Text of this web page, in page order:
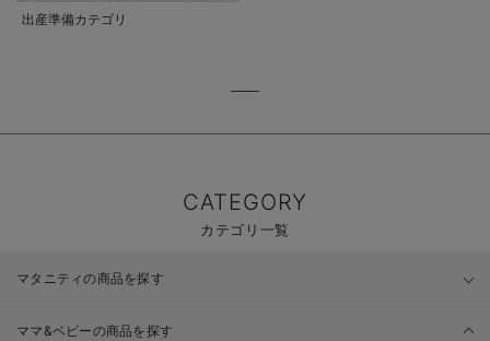
出産準備カテゴリ
CATEGORY
カテゴリ一覧
マタニティの商品を探す
ママ&ベビーの商品を探す